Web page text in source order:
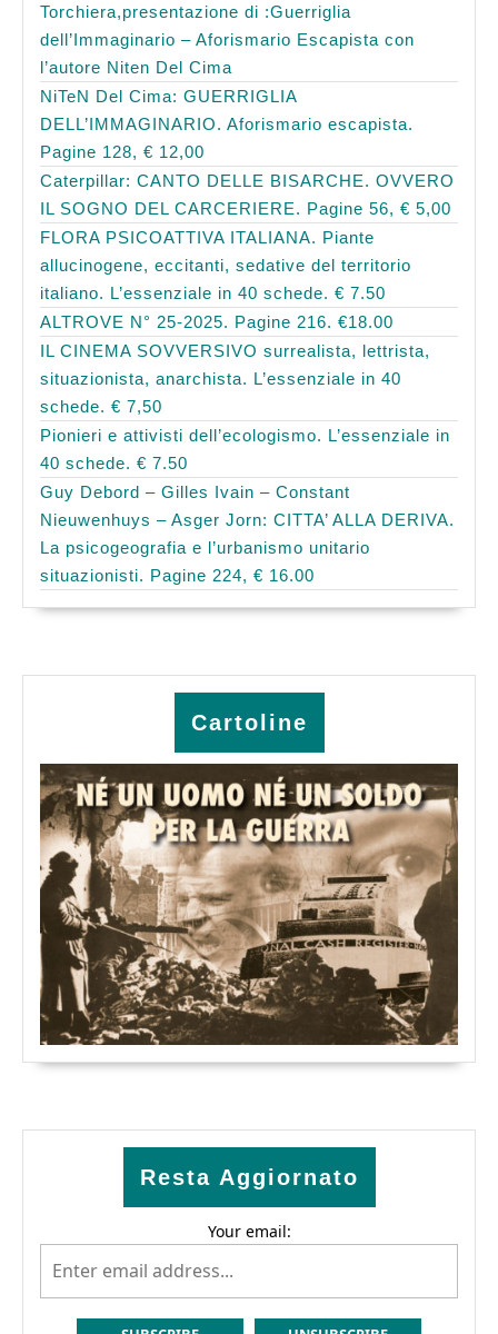
Torchiera,presentazione di :Guerriglia
dell’Immaginario – Aforismario Escapista con
l’autore Niten Del Cima
NiTeN Del Cima: GUERRIGLIA
DELL’IMMAGINARIO. Aforismario escapista.
Pagine 128, € 12,00
Caterpillar: CANTO DELLE BISARCHE. OVVERO
IL SOGNO DEL CARCERIERE. Pagine 56, € 5,00
FLORA PSICOATTIVA ITALIANA. Piante
allucinogene, eccitanti, sedative del territorio
italiano. L’essenziale in 40 schede. € 7.50
ALTROVE N° 25-2025. Pagine 216. €18.00
IL CINEMA SOVVERSIVO surrealista, lettrista,
situazionista, anarchista. L’essenziale in 40
schede. € 7,50
Pionieri e attivisti dell’ecologismo. L’essenziale in
40 schede. € 7.50
Guy Debord – Gilles Ivain – Constant
Nieuwenhuys – Asger Jorn: CITTA’ ALLA DERIVA.
La psicogeografia e l’urbanismo unitario
situazionisti. Pagine 224, € 16.00
Cartoline
Resta Aggiornato
Your email: